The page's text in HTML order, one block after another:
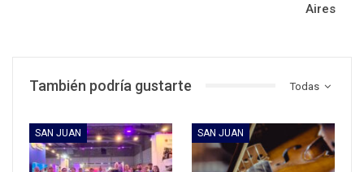
Aires
Todas
También podría gustarte
SAN JUAN SAN JUAN